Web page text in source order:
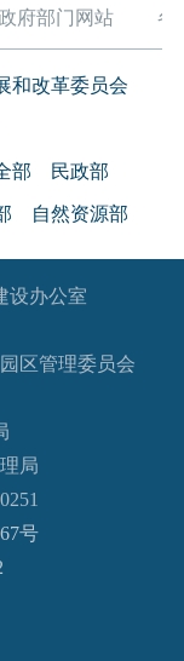
府部门网站 各
和改革委员会
部 民政部
自然资源部
输部 水利部
员会
能机构
设办公室
区管理委员会
局
号